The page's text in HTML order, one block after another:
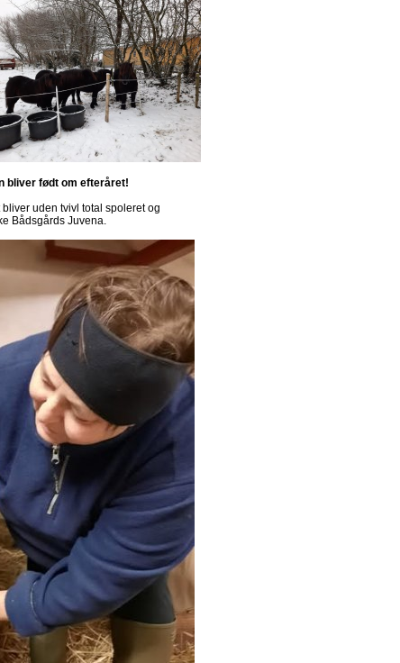
bliver født om efteråret!
uden tvivl total spoleret og
Bådsgårds Juvena.